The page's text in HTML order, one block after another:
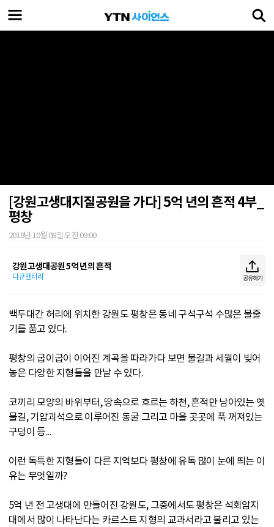
[강원고생대지질공원을 가다] 5억 년의 흔적 4부_
평창
2018년 10월 08일 오전 09:00
강원고생대공원 5억 년의 흔적
다큐멘터리 공유하기
백두대간 허리에 위치한 강원도 평창은 동네 구석구석 수많은 물줄
기를 품고 있다.
평창의 굽이굽이 이어진 계곡을 따라가다 보면 물길과 세월이 빚어
놓은 다양한 지형들을 만날 수 있다.
코끼리 모양의 바위부터, 땅속으로 흐르는 하천, 흔적만 남아있는 옛
물길, 기암괴석으로 이루어진 동굴 그리고 마을 곳곳에 푹 꺼져있는
구덩이 등...
이런 독특한 지형들이 다른 지역보다 평창에 유독 많이 눈에 띄는 이
유는 무엇일까?
5억 년 전 고생대에 만들어진 강원도, 그중에서도 평창은 석회암지
대에서 많이 나타난다는 카르스트 지형의 교과서라고 불리고 있는